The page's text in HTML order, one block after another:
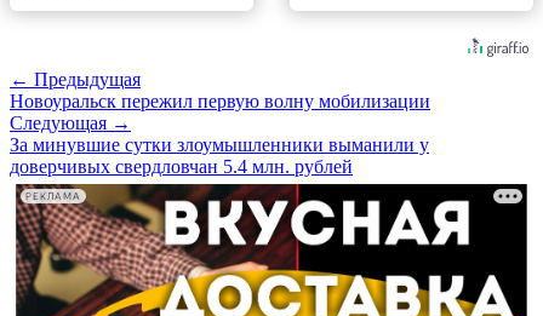
← Предыдущая
Новоуральск пережил первую волну мобилизации
Следующая →
За минувшие сутки злоумышленники выманили у
доверчивых свердловчан 5.4 млн. рублей
РЕКЛАМА